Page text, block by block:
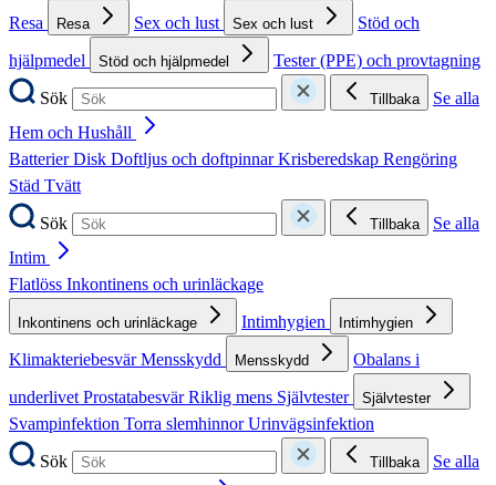
Resa
Resa Sex och lust Sex och lust
Stöd och
hjälpmedel
Stöd och hjälpmedel
Tester (PPE) och provtagning
Sök
Tillbaka
Se alla
Hem och Hushåll
BatterierDisk Doftljus och doftpinnarKrisberedskap Rengöring
Städ Tvätt
Sök
Tillbaka
Se alla
Intim
Flatlöss Inkontinens och urinläckage
Inkontinens och urinläckage Intimhygien Intimhygien
KlimakteriebesvärMensskydd Mensskydd
Obalans i
underlivetProstatabesvärRiklig mens Självtester Självtester
Svampinfektion Torra slemhinnorUrinvägsinfektion
Sök
Tillbaka
Se alla